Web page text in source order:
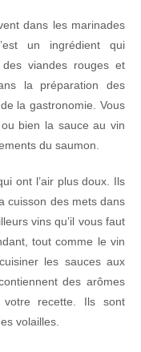
dans les marinades
un ingrédient qui
viandes rouges et
la préparation des
la gastronomie. Vous
bien la sauce au vin
du saumon.
ont l’air plus doux. Ils
cuisson des mets dans
vins qu’il vous faut
tout comme le vin
les sauces aux
des arômes
recette. Ils sont
volailles.